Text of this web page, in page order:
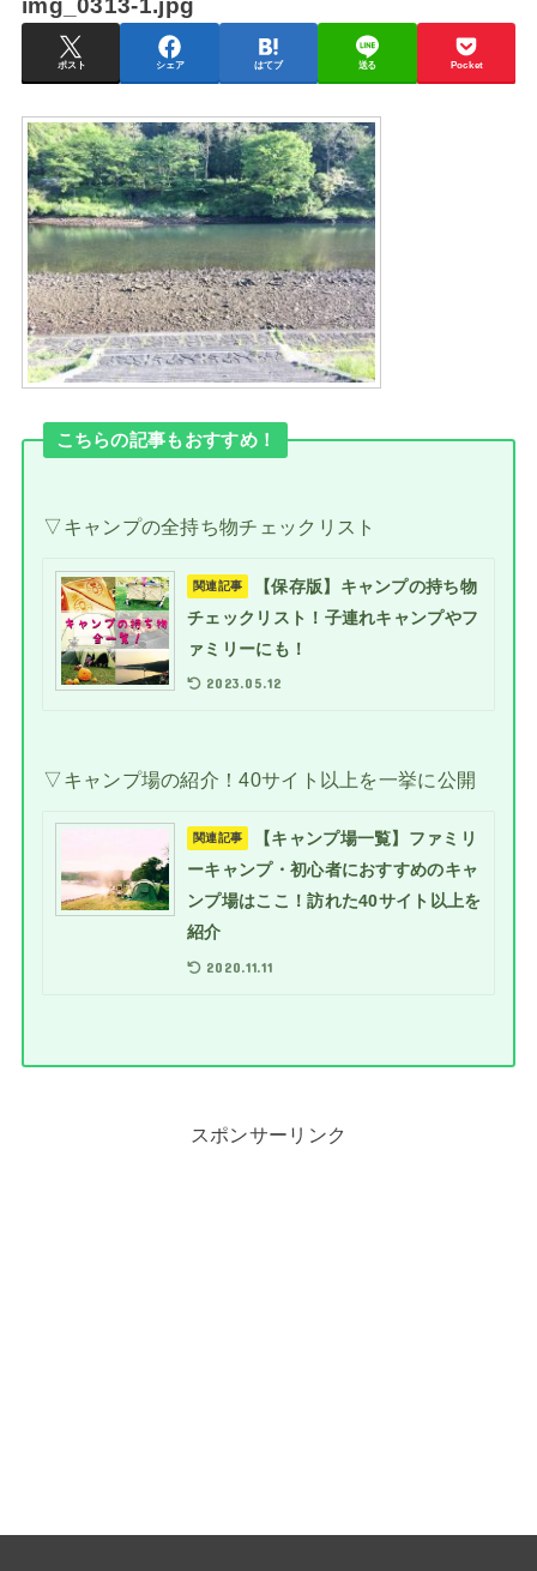
ポスト シェア はてブ 送る Pocket
こちらの記事もおすすめ！
▽キャンプの全持ち物チェックリスト
関連記事
【保存版】キャンプの持ち物
チェックリスト！子連れキャンプやフ
ァミリーにも！
2023.05.12
▽キャンプ場の紹介！40サイト以上を一挙に公開
関連記事
【キャンプ場一覧】ファミリ
ーキャンプ・初心者におすすめのキャ
ンプ場はここ！訪れた40サイト以上を
紹介
2020.11.11
スポンサーリンク